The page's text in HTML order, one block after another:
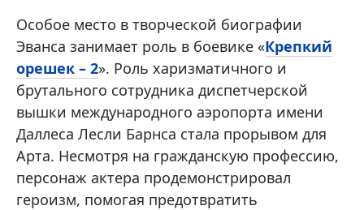
Особое место в творческой биографии
Эванса занимает роль в боевике «Крепкий
орешек – 2». Роль харизматичного и
брутального сотрудника диспетчерской
вышки международного аэропорта имени
Даллеса Лесли Барнса стала прорывом для
Арта. Несмотря на гражданскую профессию,
персонаж актера продемонстрировал
героизм, помогая предотвратить